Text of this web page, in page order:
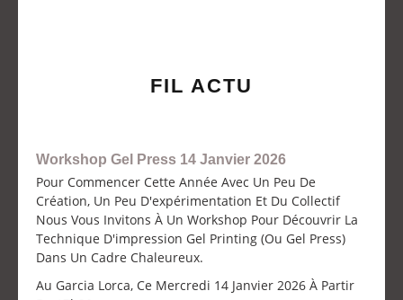
FIL ACTU
Workshop Gel Press 14 Janvier 2026
Pour Commencer Cette Année Avec Un Peu De
Création, Un Peu D'expérimentation Et Du Collectif
Nous Vous Invitons À Un Workshop Pour Découvrir La
Technique D'impression Gel Printing (ou Gel Press)
Dans Un Cadre Chaleureux.
Au Garcia Lorca, Ce Mercredi 14 Janvier 2026 À Partir